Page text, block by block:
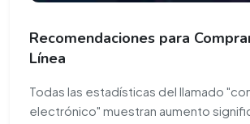
Recomendaciones para
Línea
Todas las estadísticas del llamado
electrónico" muestran aumento